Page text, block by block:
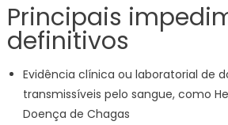
Principais
definitivos
Evidência clínica ou laboratorial de
transmissíveis pelo sangue, como
Doença de Chagas